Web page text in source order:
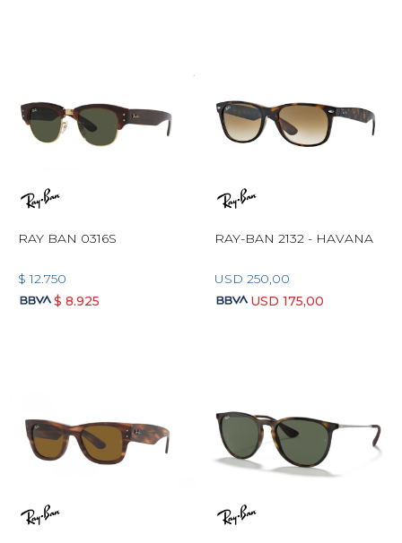
RAY BAN 0316S
$ 12.750
$ 8.925
RAY-BAN 2132 - HAVANA
USD 250,00
USD 175,00